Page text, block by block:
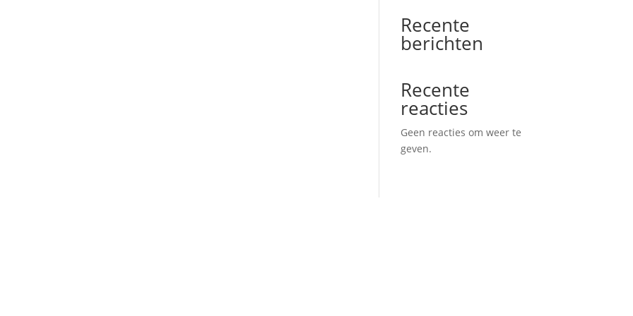
Recente
berichten
Recente
reacties
Geen reacties om weer te
geven.